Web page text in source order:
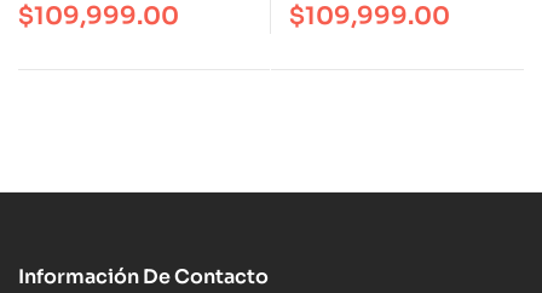
$109,999.00 $109,999.00
Información De Contacto